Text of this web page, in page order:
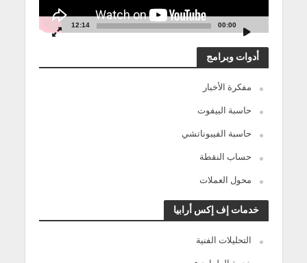
00:00
12:14
أدوات وبرامج
مفكرة الأخبار
حاسبة البيفوت
حاسبة الفيبوناتشي
حساب النقطة
محول العملات
خدمات إف إكس أرابيا
التحليلات الفنية